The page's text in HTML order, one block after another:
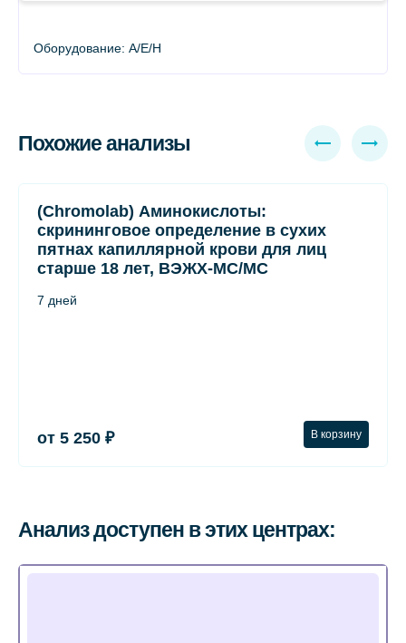
Оборудование: A/E/H
Похожие анализы
(Chromolab) Аминокислоты:
скрининговое определение в сухих
пятнах капиллярной крови для лиц
старше 18 лет, ВЭЖХ-МС/МС
7 дней
от 5 250 ₽ В корзину
Анализ доступен в этих центрах: